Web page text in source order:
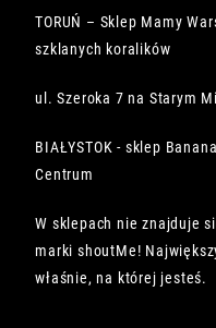
TORUŃ – Sklep Mamy
szklanych koralików
ul. Szeroka 7 na Starym
BIAŁYSTOK - sklep
Centrum
W sklepach nie znajduje
marki shoutMe!
właśnie, na której jesteś.